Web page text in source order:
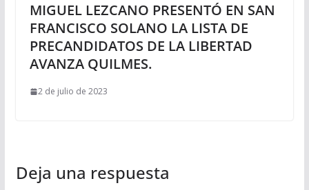
MIGUEL LEZCANO PRESENTÓ EN SAN
FRANCISCO SOLANO LA LISTA DE
PRECANDIDATOS DE LA LIBERTAD
AVANZA QUILMES.
2 de julio de 2023
Deja una respuesta